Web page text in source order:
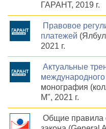
ГАРАНТ, 2019 г.
Правовое
платежей
2021 г.
Актуальные
монография
М", 2021 г.
Общие правила